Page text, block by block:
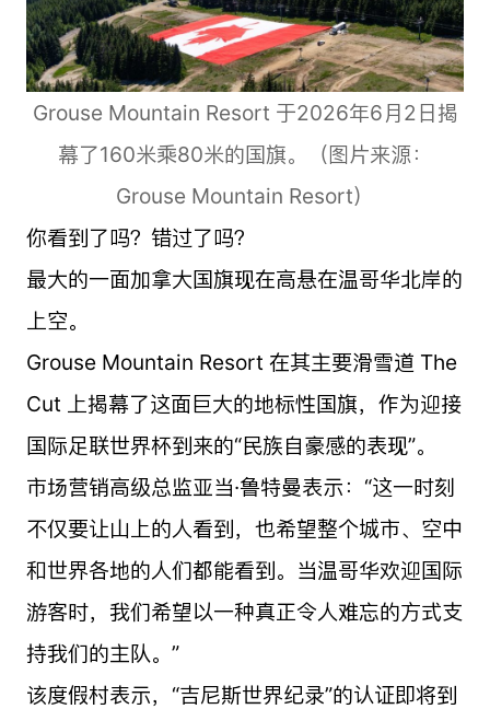
Grouse Mountain Resort 于2026年6月2日揭
幕了160米乘80米的国旗。（图片来源：
Grouse Mountain Resort）
你看到了吗？错过了吗？
最大的一面加拿大国旗现在高悬在温哥华北岸的
上空。
Grouse Mountain Resort 在其主要滑雪道 The
Cut 上揭幕了这面巨大的地标性国旗，作为迎接
国际足联世界杯到来的“民族自豪感的表现”。
市场营销高级总监亚当·鲁特曼表示：“这一时刻
不仅要让山上的人看到，也希望整个城市、空中
和世界各地的人们都能看到。当温哥华欢迎国际
游客时，我们希望以一种真正令人难忘的方式支
持我们的主队。”
该度假村表示，“吉尼斯世界纪录”的认证即将到